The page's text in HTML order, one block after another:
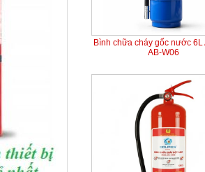
Bình chữa cháy gốc nước 6L
AB-W06